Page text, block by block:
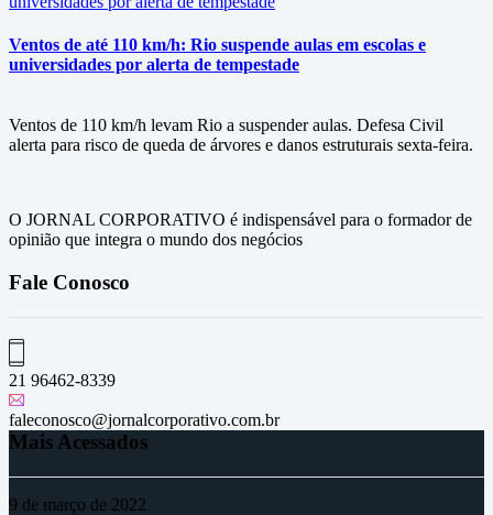
Ventos de até 110 km/h: Rio suspende aulas em escolas e
universidades por alerta de tempestade
Ventos de 110 km/h levam Rio a suspender aulas. Defesa Civil
alerta para risco de queda de árvores e danos estruturais sexta-feira.
O JORNAL CORPORATIVO é indispensável para o formador de
opinião que integra o mundo dos negócios
Fale Conosco
21 96462-8339
faleconosco@jornalcorporativo.com.br
Mais Acessados
9 de março de 2022